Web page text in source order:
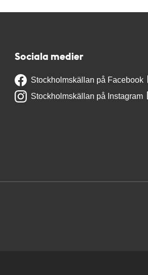
Sociala medier
Stockholmskällan på Facebook
Stockholmskällan på Instagram